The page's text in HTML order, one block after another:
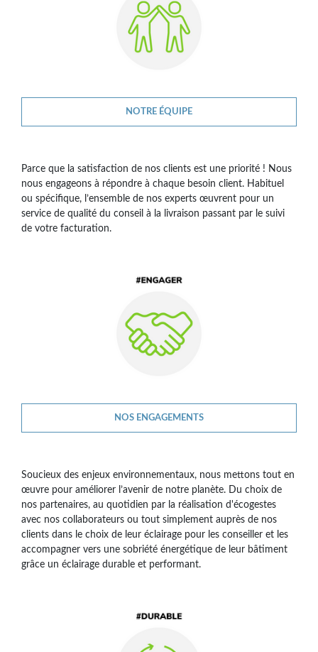
NOTRE ÉQUIPE
Parce que la satisfaction de nos clients est une priorité ! Nous
nous engageons à répondre à chaque besoin client. Habituel
ou spécifique, l’ensemble de nos experts œuvrent pour un
service de qualité du conseil à la livraison passant par le suivi
de votre facturation.
NOS ENGAGEMENTS
Soucieux des enjeux environnementaux, nous mettons tout en
œuvre pour améliorer l’avenir de notre planète. Du choix de
nos partenaires, au quotidien par la réalisation d'écogestes
avec nos collaborateurs ou tout simplement auprès de nos
clients dans le choix de leur éclairage pour les conseiller et les
accompagner vers une sobriété énergétique de leur bâtiment
grâce un éclairage durable et performant.